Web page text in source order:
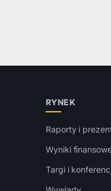
RYNEK
Raporty i
Wyniki
Targi i